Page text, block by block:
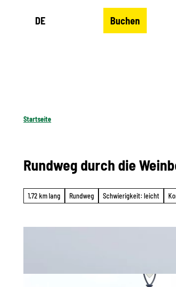
DE Buchen
Startseite
Rundweg durch die
1,72 km lang Rundweg Schwierigkeit: leicht